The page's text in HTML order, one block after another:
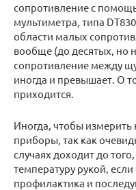
сопротивление с
мультиметра, типа
области малых
вообще (до десятых, но
сопротивление между
иногда и превышает. О
приходится.
Иногда, чтобы измерить
приборы, так как
случаях доходит до
температуру рукой,
профилактика и